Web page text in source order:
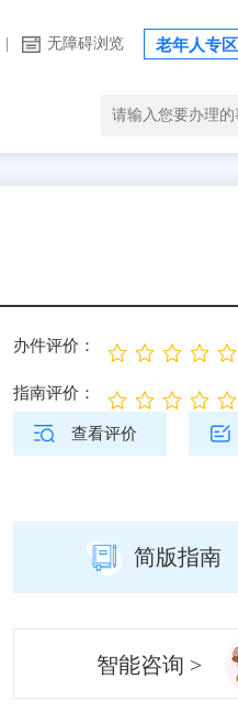
无障碍浏览 老年人专区
办件评价：
指南评价：
查看评价
简版指南
智能咨询 >